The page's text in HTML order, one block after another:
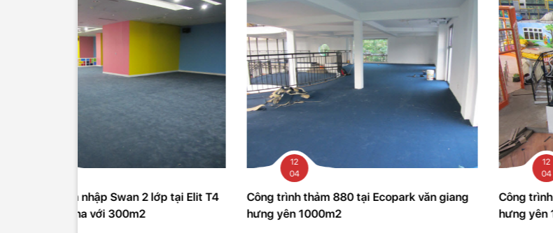
Công trình thảm 880 tại Ecopark văn giang
hưng yên 1000m2
Công trình thảm 880 tại Ecopark văn